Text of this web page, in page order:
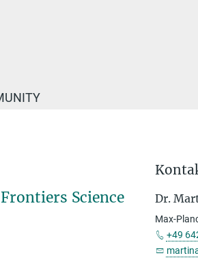
Science
Dr.
Max-
+49